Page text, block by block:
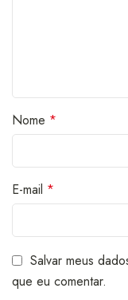
Nome *
E-mail *
Salvar meus
que eu comentar.